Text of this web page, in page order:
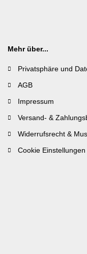
Mehr über...
Privatsphäre und
AGB
Impressum
Versand- &
Widerrufsrecht &
Cookie Einstellungen